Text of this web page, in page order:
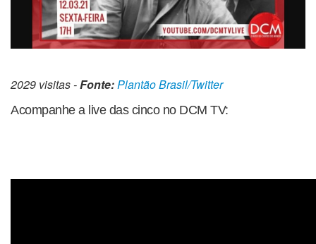
2029 visitas -Fonte:Plantão Brasil/Twitter
Acompanhe a live das cinco no DCM TV: